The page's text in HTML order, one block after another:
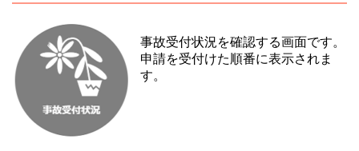
事故受付状況を確認する画面です。
申請を受付けた順番に表示されま
す。